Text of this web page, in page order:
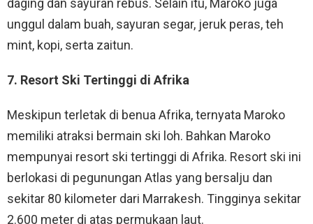
unggul dalam buah, sayuran segar, jeruk peras, teh
mint, kopi, serta zaitun.
7. Resort Ski Tertinggi di Afrika
Meskipun terletak di benua Afrika, ternyata Maroko
memiliki atraksi bermain ski loh. Bahkan Maroko
mempunyai resort ski tertinggi di Afrika. Resort ski ini
berlokasi di pegunungan Atlas yang bersalju dan
sekitar 80 kilometer dari Marrakesh. Tingginya sekitar
2.600 meter di atas permukaan laut.